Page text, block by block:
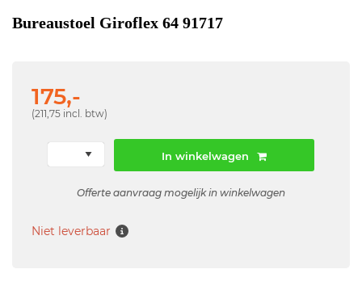
Bureaustoel Giroflex 64 91717
175,-
(211,75 incl. btw)
In winkelwagen
Offerte aanvraag mogelijk in winkelwagen
Niet leverbaar